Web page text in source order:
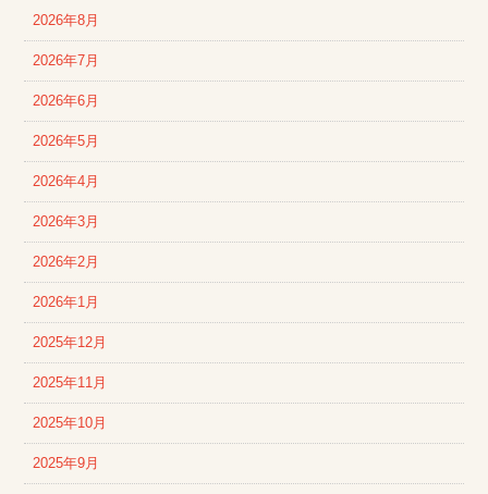
2026年8月
2026年7月
2026年6月
2026年5月
2026年4月
2026年3月
2026年2月
2026年1月
2025年12月
2025年11月
2025年10月
2025年9月